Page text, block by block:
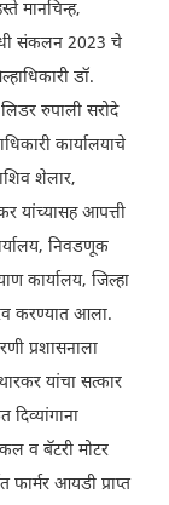
मानचिन्ह,
संकलन 2023 चे
डॉ.
रुपाली सरोदे
कार्यालयाचे
शेलार,
यांच्यासह आपत्ती
निवडणूक
कार्यालय, जिल्हा
करण्यात आला.
प्रशासनाला
यांचा सत्कार
व बॅटरी मोटर
आयडी प्राप्त